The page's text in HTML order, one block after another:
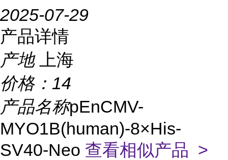
2025-07-29
产品详情
产地
上海
价格： 14
产品名称pEnCMV-
MYO1B(human)-8×His-
SV40-Neo 查看相似产品 >